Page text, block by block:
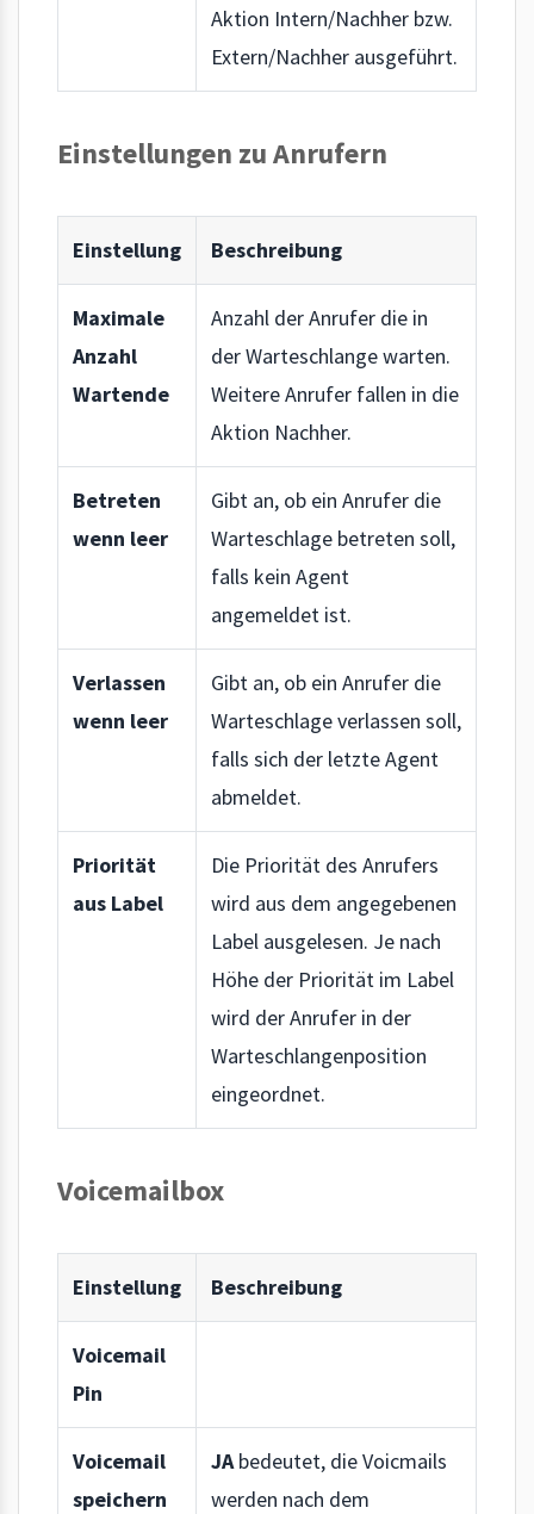
Aktion Intern/Nachher bzw.
Extern/Nachher ausgeführt.
Einstellungen zu Anrufern
Einstellung Beschreibung
Maximale
Anzahl
Wartende
Anzahl der Anrufer die in
der Warteschlange warten.
Weitere Anrufer fallen in die
Aktion Nachher.
Betreten
wenn leer
Gibt an, ob ein Anrufer die
Warteschlage betreten soll,
falls kein Agent
angemeldet ist.
Verlassen
wenn leer
Gibt an, ob ein Anrufer die
Warteschlage verlassen soll,
falls sich der letzte Agent
abmeldet.
Priorität
aus Label
Die Priorität des Anrufers
wird aus dem angegebenen
Label ausgelesen. Je nach
Höhe der Priorität im Label
wird der Anrufer in der
Warteschlangenposition
eingeordnet.
Voicemailbox
Einstellung Beschreibung
Voicemail
Pin
Voicemail
speichern
JAbedeutet, die Voicmails
werden nach dem